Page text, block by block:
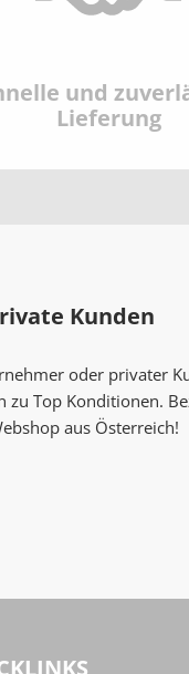
und
Lieferung
Kunden
oder privater
zu Top Konditionen.
aus Österreich!